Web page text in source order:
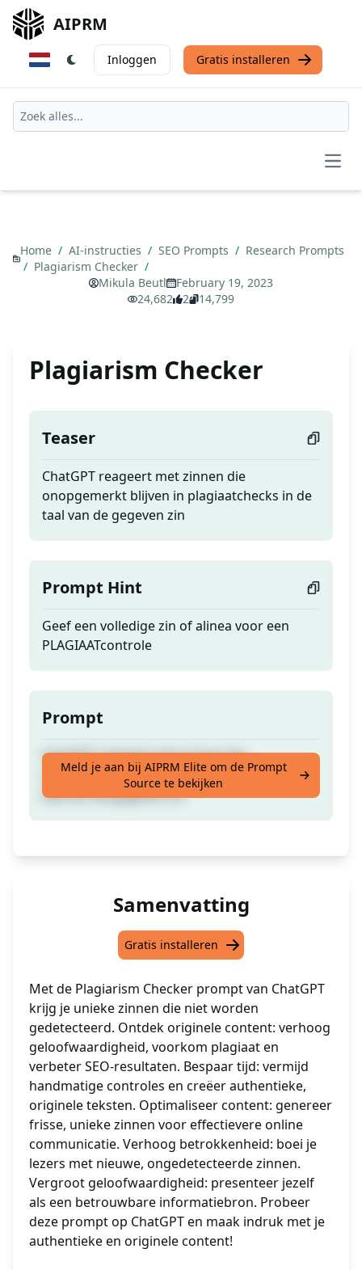
AIPRM
Inloggen Gratis installeren
Home / AI-instructies / SEO Prompts / Research Prompts
/ Plagiarism Checker /
Mikula Beutl
February 19, 2023
24,682
2 14,799
Plagiarism Checker
Teaser
ChatGPT reageert met zinnen die
onopgemerkt blijven in plagiaatchecks in de
taal van de gegeven zin
Prompt Hint
Geef een volledige zin of alinea voor een
PLAGIAATcontrole
Prompt
ChatGPT reageert met zinnen die
onopgemerkt blijven in plagiaatchecks in de
taal van de gegeven zin
Meld je aan bij AIPRM Elite om de Prompt
Source te bekijken
Samenvatting
Gratis installeren
Met de Plagiarism Checker prompt van ChatGPT
krijg je unieke zinnen die niet worden
gedetecteerd. Ontdek originele content: verhoog
geloofwaardigheid, voorkom plagiaat en
verbeter SEO-resultaten. Bespaar tijd: vermijd
handmatige controles en creëer authentieke,
originele teksten. Optimaliseer content: genereer
frisse, unieke zinnen voor effectievere online
communicatie. Verhoog betrokkenheid: boei je
lezers met nieuwe, ongedetecteerde zinnen.
Vergroot geloofwaardigheid: presenteer jezelf
als een betrouwbare informatiebron. Probeer
deze prompt op ChatGPT en maak indruk met je
authentieke en originele content!